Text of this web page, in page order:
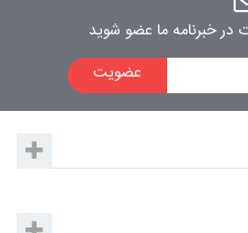
در خبرنامه ما عضو شوید
عضویت